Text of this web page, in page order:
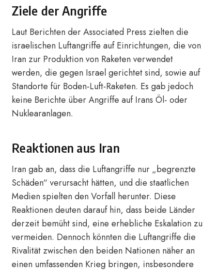
Ziele der Angriffe
Laut Berichten der Associated Press zielten die
israelischen Luftangriffe auf Einrichtungen, die von
Iran zur Produktion von Raketen verwendet
werden, die gegen Israel gerichtet sind, sowie auf
Standorte für Boden-Luft-Raketen. Es gab jedoch
keine Berichte über Angriffe auf Irans Öl- oder
Nuklearanlagen.
Reaktionen aus Iran
Iran gab an, dass die Luftangriffe nur „begrenzte
Schäden“ verursacht hätten, und die staatlichen
Medien spielten den Vorfall herunter. Diese
Reaktionen deuten darauf hin, dass beide Länder
derzeit bemüht sind, eine erhebliche Eskalation zu
vermeiden. Dennoch könnten die Luftangriffe die
Rivalität zwischen den beiden Nationen näher an
einen umfassenden Krieg bringen, insbesondere